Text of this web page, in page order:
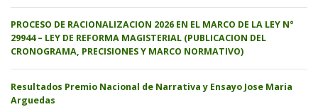
PROCESO DE RACIONALIZACION 2026 EN EL MARCO DE LA LEY N°
29944 – LEY DE REFORMA MAGISTERIAL (PUBLICACION DEL
CRONOGRAMA, PRECISIONES Y MARCO NORMATIVO)
Resultados Premio Nacional de Narrativa y Ensayo Jose Maria
Arguedas